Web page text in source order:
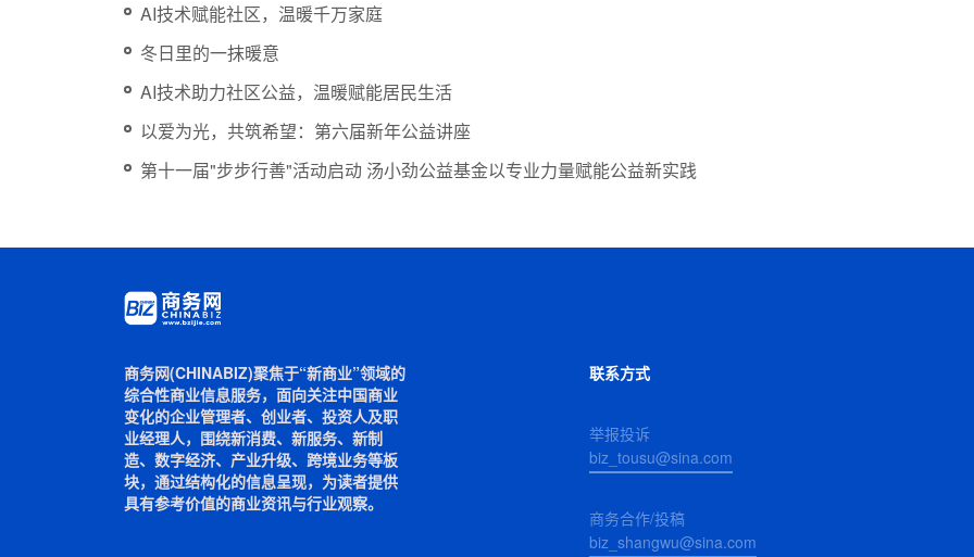
AI技术赋能社区，温暖千万家庭
冬日里的一抹暖意
AI技术助力社区公益，温暖赋能居民生活
以爱为光，共筑希望：第六届新年公益讲座
第十一届"步步行善"活动启动 汤小劲公益基金以专业力量赋能公益新实践
商务网(CHINABIZ)聚焦于“新商业”领域的
综合性商业信息服务，面向关注中国商业
变化的企业管理者、创业者、投资人及职
业经理人，围绕新消费、新服务、新制
造、数字经济、产业升级、跨境业务等板
块，通过结构化的信息呈现，为读者提供
具有参考价值的商业资讯与行业观察。
联系方式
举报投诉
biz_tousu@sina.com
商务合作/投稿
biz_shangwu@sina.com